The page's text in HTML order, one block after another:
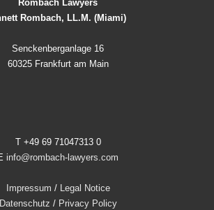
Rombach Lawyers
Rombach, LL.M. (Miami)
Senckenberganlage 16
60325 Frankfurt am Main
T +49 69 71047313 0
info@rombach-lawyers.com
Impressum / Legal Notice
Datenschutz / Privacy Policy